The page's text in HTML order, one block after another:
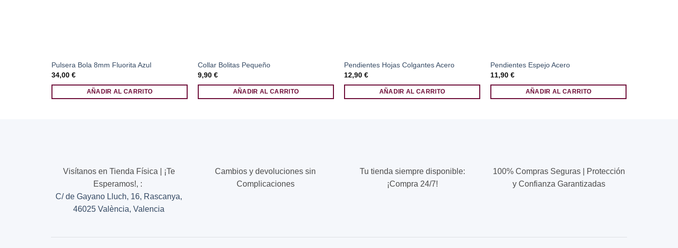
Pulsera Bola 8mm Fluorita Azul
34,00 €
AÑADIR AL CARRITO
Collar Bolitas Pequeño
9,90 €
AÑADIR AL CARRITO
Pendientes Hojas Colgantes Acero
12,90 €
AÑADIR AL CARRITO
Pendientes Espejo Acero
11,90 €
AÑADIR AL CARRITO
Visítanos en Tienda Física | ¡Te
Esperamos!, :
C/ de Gayano Lluch, 16, Rascanya,
46025 València, Valencia
Cambios y devoluciones sin
Complicaciones
Tu tienda siempre disponible:
¡Compra 24/7!
100% Compras Seguras | Protección
y Confianza Garantizadas